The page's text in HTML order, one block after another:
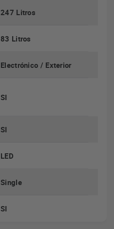
247 Litros
83 Litros
Electrónico / Exterior
SI
SI
LED
Single
SI